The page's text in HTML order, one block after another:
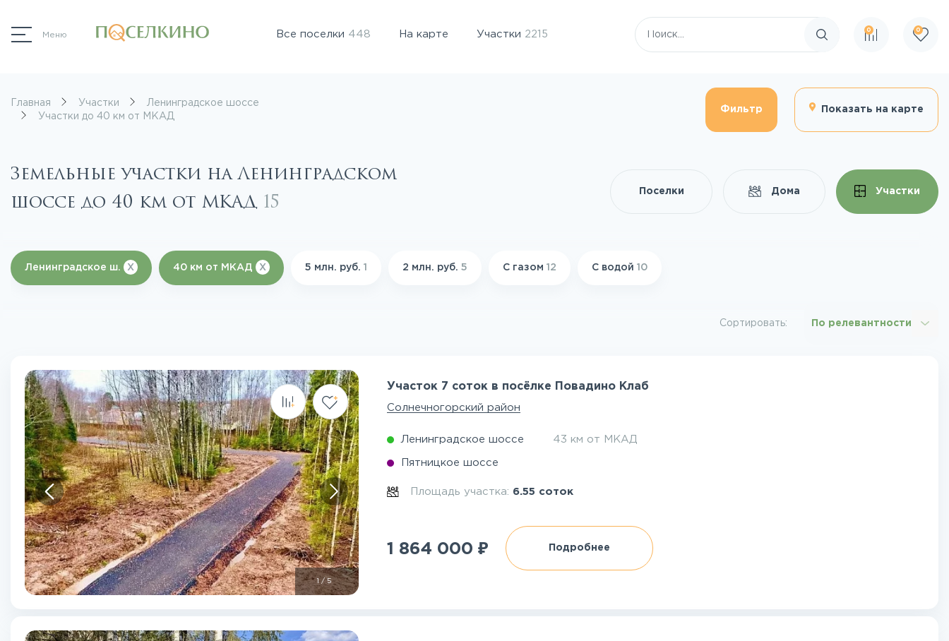
Меню Все поселки 448 На карте Участки 2215
Поиск по сайту
0 0
Главная Участки
Ленинградское шоссе
Участки до 40 км от МКАД
Фильтр Показать на карте
Земельные участки на Ленинградском
шоссе до 40 км от МКАД 15 Поселки Дома Участки
Ленинградское ш. X 40 км от МКАД X 5 млн. руб. 1 2 млн. руб. 5 С газом 12 С водой 10
Сортировать: По релевантности
/5
Участок 7 соток в посёлке Повадино Клаб
Солнечногорский район
Ленинградское шоссе 43 км от МКАД
Пятницкое шоссе
Площадь участка: 6.55 соток
1 864 000 ₽ Подробнее